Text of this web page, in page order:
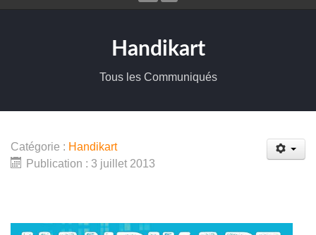
Handikart
Tous les Communiqués
Catégorie : Handikart
Publication : 3 juillet 2013